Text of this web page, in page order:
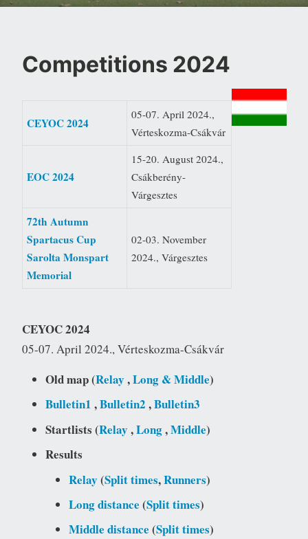
Competitions 2024
CEYOC 2024
05-07. April 2024.,
Vérteskozma-Csákvár
EOC 2024
15-20. August 2024.,
Csákberény-
Várgesztes
72th Autumn
Spartacus Cup
Sarolta Monspart
Memorial
02-03. November
2024., Várgesztes
CEYOC 2024
05-07. April 2024., Vérteskozma-Csákvár
Old map (Relay ,Long & Middle)
Bulletin1 ,Bulletin2 ,Bulletin3
Startlists (Relay ,Long,Middle)
Results
Relay (Split times,Runners)
Long distance (Split times)
Middle distance (Split times)